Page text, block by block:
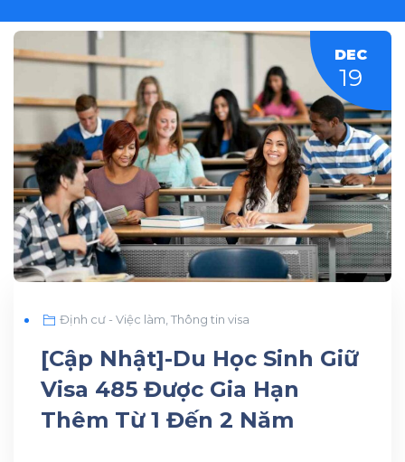
DEC
19
Định cư - Việc làm,Thông tin visa
[Cập Nhật]-Du Học Sinh Giữ
Visa 485 Được Gia Hạn
Thêm Từ 1 Đến 2 Năm